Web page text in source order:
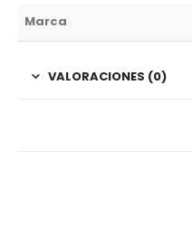
Marca
VALORACIONES (0)